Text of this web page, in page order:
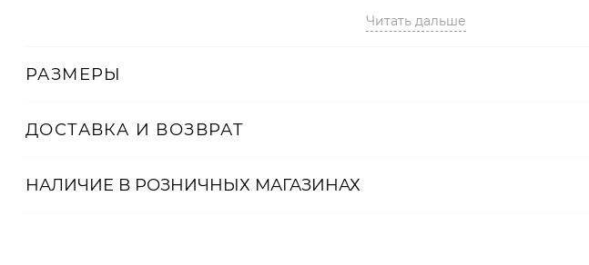
Читать дальше
РАЗМЕРЫ
ДОСТАВКА И ВОЗВРАТ
НАЛИЧИЕ В РОЗНИЧНЫХ МАГАЗИНАХ